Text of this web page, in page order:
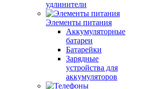
удлинители
Элементы питания
Аккумуляторные
батареи
Батарейки
Зарядные
устройства для
аккумуляторов